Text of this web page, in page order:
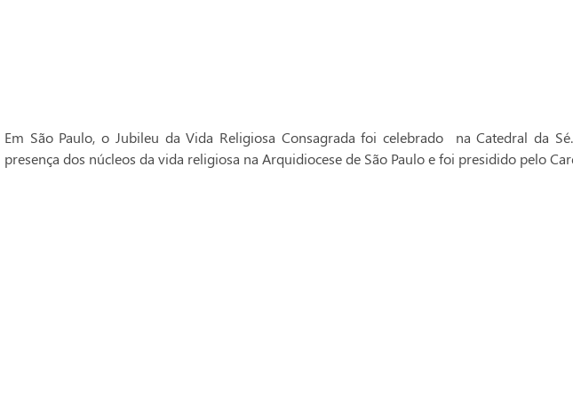
Em São Paulo, o Jubileu da Vida Religiosa Consagrada foi celebrado na Catedral da
presença dos núcleos da vida religiosa na Arquidiocese de São Paulo e foi presidido pelo